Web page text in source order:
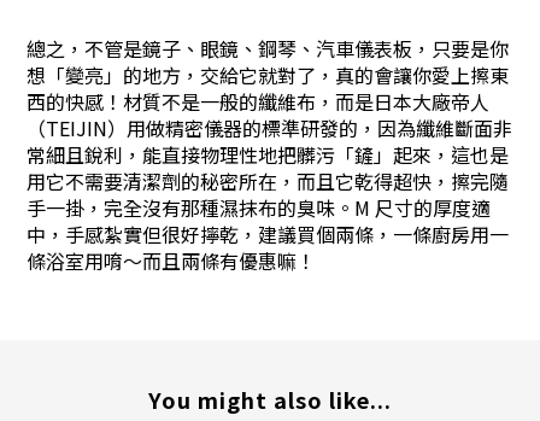
總之，不管是鏡子、眼鏡、鋼琴、汽車儀表板，只要是你
想「變亮」的地方，交給它就對了，真的會讓你愛上擦東
西的快感！材質不是一般的纖維布，而是日本大廠帝人
（TEIJIN）用做精密儀器的標準研發的，因為纖維斷面非
常細且銳利，能直接物理性地把髒污「鏟」起來，這也是
用它不需要清潔劑的秘密所在，而且它乾得超快，擦完隨
手一掛，完全沒有那種濕抹布的臭味。M 尺寸的厚度適
中，手感紮實但很好擰乾，建議買個兩條，一條廚房用一
條浴室用唷～而且兩條有優惠嘛！
You might also like...